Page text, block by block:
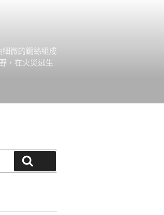
微的鋼絲組成
，在火災逃生